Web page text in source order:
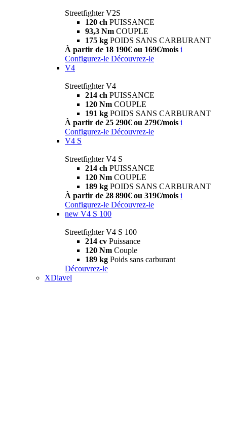
Streetfighter V2S
120 ch PUISSANCE
93,3 Nm COUPLE
175 kg POIDS SANS CARBURANT
À partir de 18 190€ ou 169€/mois i
Configurez-le Découvrez-le
V4
Streetfighter V4
214 ch PUISSANCE
120 Nm COUPLE
191 kg POIDS SANS CARBURANT
À partir de 25 290€ ou 279€/mois i
Configurez-le Découvrez-le
V4 S
Streetfighter V4 S
214 ch PUISSANCE
120 Nm COUPLE
189 kg POIDS SANS CARBURANT
À partir de 28 890€ ou 319€/mois i
Configurez-le Découvrez-le
new V4 S 100
Streetfighter V4 S 100
214 cv Puissance
120 Nm Couple
189 kg Poids sans carburant
Découvrez-le
XDiavel